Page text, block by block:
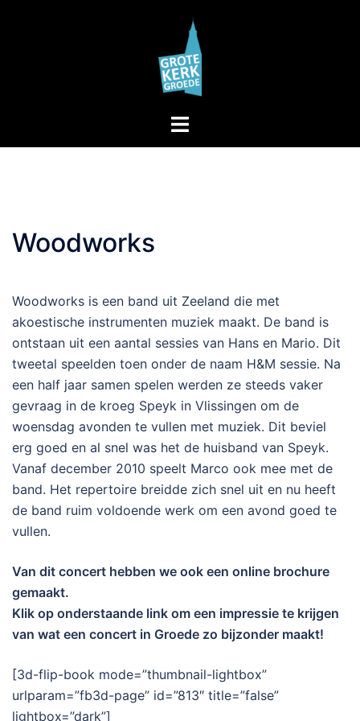
Toggle
Woodworks
Woodworks is een band uit Zeeland die met
akoestische instrumenten muziek maakt. De band is
ontstaan uit een aantal sessies van Hans en Mario. Dit
tweetal speelden toen onder de naam H&M sessie. Na
een half jaar samen spelen werden ze steeds vaker
gevraag in de kroeg Speyk in Vlissingen om de
woensdag avonden te vullen met muziek. Dit beviel
erg goed en al snel was het de huisband van Speyk.
Vanaf december 2010 speelt Marco ook mee met de
band. Het repertoire breidde zich snel uit en nu heeft
de band ruim voldoende werk om een avond goed te
vullen.
Van dit concert hebben we ook een online brochure
gemaakt.
Klik op onderstaande link om een impressie te krijgen
van wat een concert in Groede zo bijzonder maakt!
[3d-flip-book mode=”thumbnail-lightbox”
urlparam=”fb3d-page” id=”813″ title=”false”
lightbox=”dark”]